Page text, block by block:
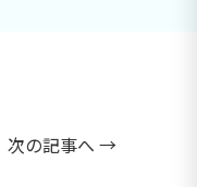
次の記事へ →